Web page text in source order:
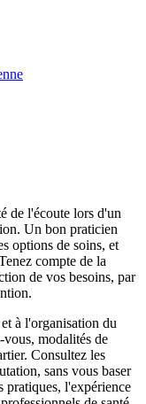
de l'écoute lors d'un
Un bon praticien
options de soins, et
compte de la
de vos besoins, par
à l'organisation du
modalités de
Consultez les
sans vous baser
pratiques, l'expérience